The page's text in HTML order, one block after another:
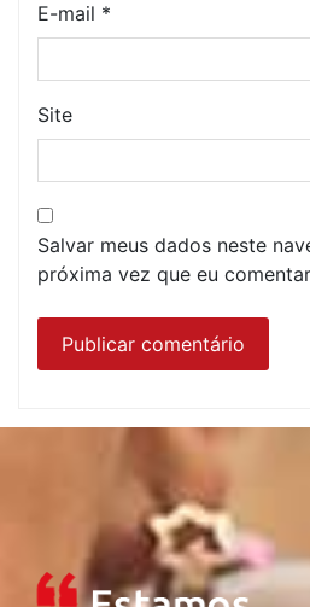
E-mail *
Site
Salvar meus dados neste
próxima vez que eu